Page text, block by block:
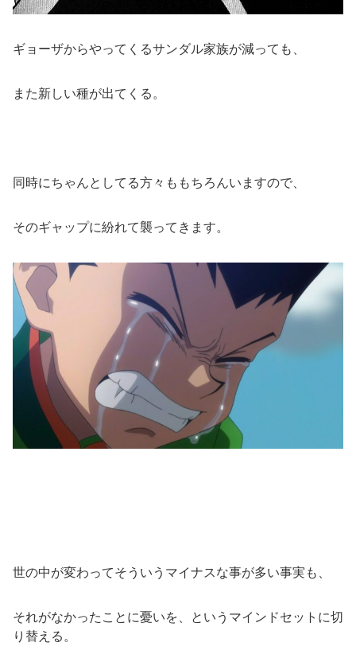
ギョーザからやってくるサンダル家族が減っても、
また新しい種が出てくる。
同時にちゃんとしてる方々ももちろんいますので、
そのギャップに紛れて襲ってきます。
世の中が変わってそういうマイナスな事が多い事実も、
それがなかったことに憂いを、というマインドセットに切
り替える。